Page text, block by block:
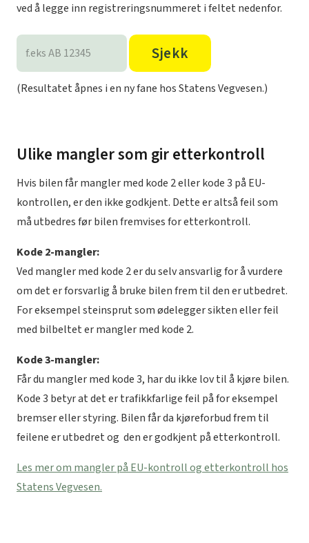
ved å legge inn registreringsnummeret i feltet nedenfor.
(Resultatet åpnes i en ny fane hos Statens Vegvesen.)
Ulike mangler som gir etterkontroll
Hvis bilen får mangler med kode 2 eller kode 3 på EU-
kontrollen, er den ikke godkjent. Dette er altså feil som
må utbedres før bilen fremvises for etterkontroll.
Kode 2-mangler:
Ved mangler med kode 2 er du selv ansvarlig for å vurdere
om det er forsvarlig å bruke bilen frem til den er utbedret.
For eksempel steinsprut som ødelegger sikten eller feil
med bilbeltet er mangler med kode 2.
Kode 3-mangler:
Får du mangler med kode 3, har du ikke lov til å kjøre bilen.
Kode 3 betyr at det er trafikkfarlige feil på for eksempel
bremser eller styring. Bilen får da kjøreforbud frem til
feilene er utbedret og den er godkjent på etterkontroll.
Les mer om mangler på EU-kontroll og etterkontroll hos
Statens Vegvesen.